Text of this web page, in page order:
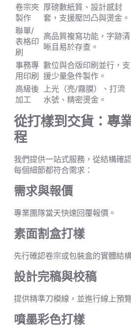
卷宗夾
製作
厚磅數紙質、設計感封
套，支援壓凹凸與燙金。
聯單/
表格印
刷
高品質複寫功能，字跡清
晰且易於存查。
事務專
用印刷
數位與合版印刷並行，支
援少量急件製作。
高級後
加工
上光（亮/霧膜）、打流
水號、精密燙金。
從打樣到交貨：專
程
我們提供一站式服務，從結構確
每個細節都符合需求：
需求與報價
專業團隊當天快速回覆報價。
素面割盒打樣
先行確認卷宗或包裝盒的實體結
設計完稿與校稿
提供精準刀模線，並進行線上預
噴墨彩色打樣